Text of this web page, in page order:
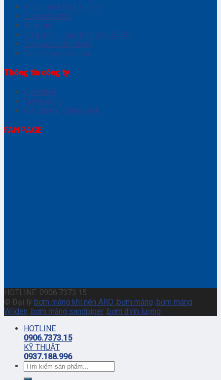
Máy bơm màng khí nén
Bơm hoá chất
Khớp nối
Bơm định lượng hoá chất SEKO
Bơm nước dân dụng
Van cổng Valvotubi
Thông tin công ty
Giới thiệu
Tuyển dụng
Quy định & Chính sách
FANPAGE
HOTLINE: 0906.7373.15
© Đại lý bơm màng khí nén ARO ,bơm màng ,bơm màng
Wilden ,bơm màng sandpiper ,bơm định lượng
HOTLINE
0906.7373.15
KỸ THUẬT
0937.188.996